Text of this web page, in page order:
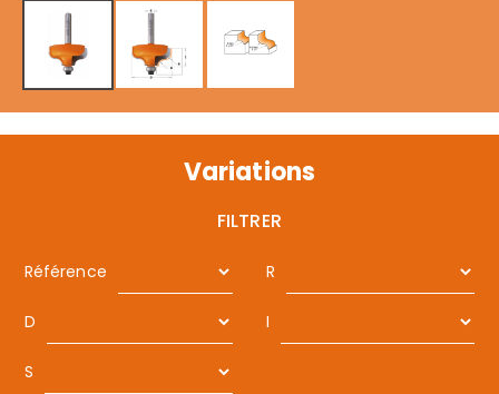
Variations
FILTRER
Référence R
D I
S